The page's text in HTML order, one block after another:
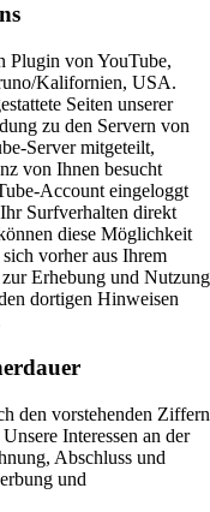
Plugin von YouTube,
Kalifornien, USA.
Seiten unserer
zu den Servern von
Server mitgeteilt,
von Ihnen besucht
Account eingeloggt
Surfverhalten direkt
diese Möglichkeit
vorher aus Ihrem
Erhebung und Nutzung
dortigen Hinweisen
den vorstehenden Ziffern
Interessen an der
Abschluss und
und